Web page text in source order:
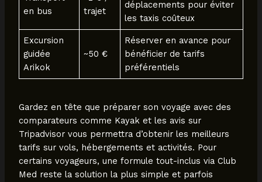
en bus
trajet
déplacements pour éviter
les taxis coûteux
Excursion
guidée
Arikok
~50 €
Réserver en avance pour
bénéficier de tarifs
préférentiels
Gardez en tête que préparer son voyage avec des
comparateurs comme Kayak et les avis sur
Tripadvisor vous permettra d’obtenir les meilleurs
tarifs sur vols, hébergements et activités. Pour
certains voyageurs, une formule tout-inclus via Club
Med reste la solution la plus simple et parfois